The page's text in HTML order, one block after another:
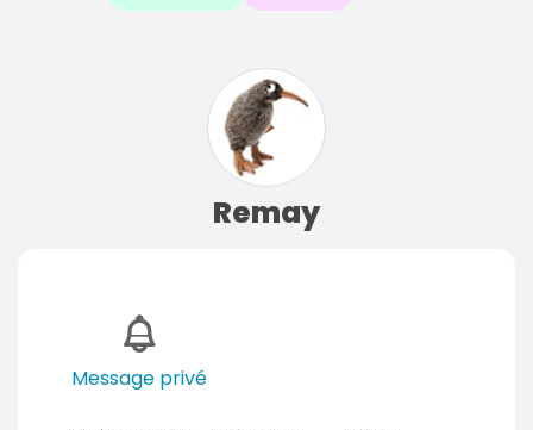
Remay
Message privé